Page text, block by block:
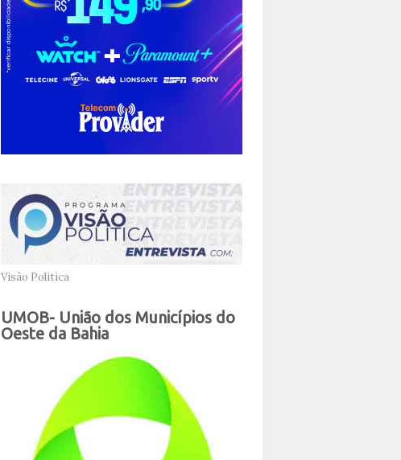
Visão Política
UMOB- União dos Municípios do
Oeste da Bahia